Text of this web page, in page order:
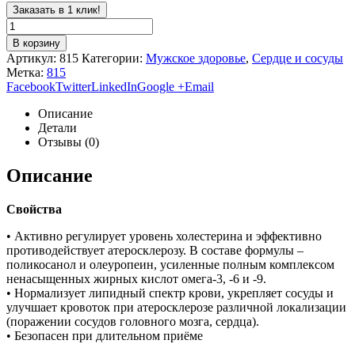
Заказать в 1 клик!
В корзину
Артикул: 815 Категории: Мужское здоровье, Сердце и сосуды
Метка: 815
FacebookTwitterLinkedInGoogle +Email
Описание
Детали
Отзывы (0)
Описание
Свойства
• Активно регулирует уровень холестерина и эффективно
противодействует атеросклерозу. В составе формулы –
поликосанол и олеуропеин, усиленные полным комплексом
ненасыщенных жирных кислот омега-3, -6 и -9.
• Нормализует липидный спектр крови, укрепляет сосуды и
улучшает кровоток при атеросклерозе различной локализации
(поражении сосудов головного мозга, сердца).
• Безопасен при длительном приёме